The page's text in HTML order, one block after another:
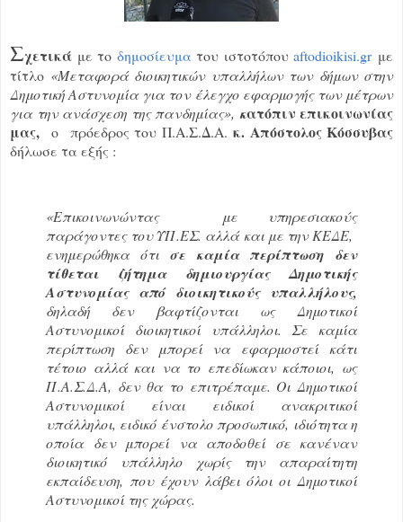
Σχετικά με το δημοσίευματου ιστοτόπουaftodioikisi.grμε
τίτλο «Μεταφορά διοικητικών υπαλλήλων των δήμων στην
Δημοτική Αστυνομία για τον έλεγχο εφαρμογής των μέτρων
για την ανάσχεση της πανδημίας», κατόπιν επικοινωνίας
μας, ο πρόεδρος του Π.Α.Σ.Δ.Α.κ. Απόστολος Κόσσυβας
δήλωσε τα εξής :
«Επικοινωνώντας με υπηρεσιακούς
παράγοντες του ΥΠ.ΕΣ. αλλά και με την ΚΕΔΕ,
ενημερώθηκα ότι σε καμία περίπτωση δεν
τίθεται ζήτημα δημιουργίας Δημοτικής
Αστυνομίας από διοικητικούς υπαλλήλους,
δηλαδή δεν βαφτίζονται ως Δημοτικοί
Αστυνομικοί διοικητικοί υπάλληλοι. Σε καμία
περίπτωση δεν μπορεί να εφαρμοστεί κάτι
τέτοιο αλλά και να το επεδίωκαν κάποιοι, ως
Π.Α.Σ.Δ.Α, δεν θα το επιτρέπαμε. Οι Δημοτικοί
Αστυνομικοί είναι ειδικοί ανακριτικοί
υπάλληλοι, ειδικό ένστολο προσωπικό, ιδιότητα η
οποία δεν μπορεί να αποδοθεί σε κανέναν
διοικητικό υπάλληλο χωρίς την απαραίτητη
εκπαίδευση, που έχουν λάβει όλοι οι Δημοτικοί
Αστυνομικοί της χώρας.